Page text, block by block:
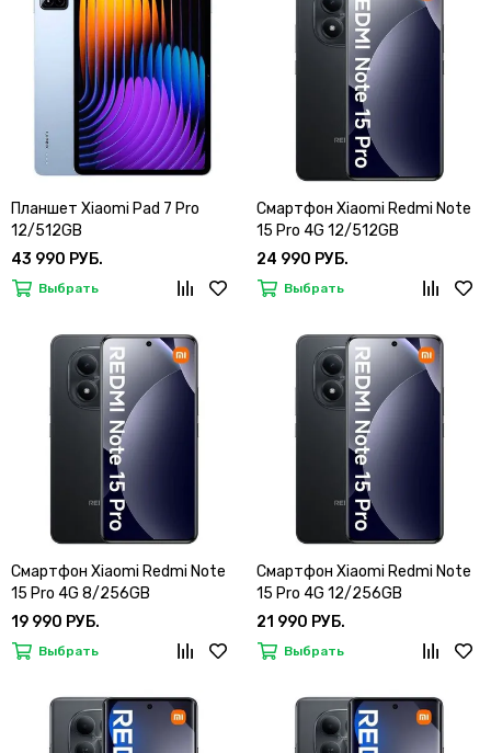
Планшет Xiaomi Pad 7 Pro
12/512GB
43 990 РУБ.
Выбрать
Смартфон Xiaomi Redmi Note
15 Pro 4G 12/512GB
24 990 РУБ.
Выбрать
Смартфон Xiaomi Redmi Note
15 Pro 4G 8/256GB
19 990 РУБ.
Выбрать
Смартфон Xiaomi Redmi Note
15 Pro 4G 12/256GB
21 990 РУБ.
Выбрать